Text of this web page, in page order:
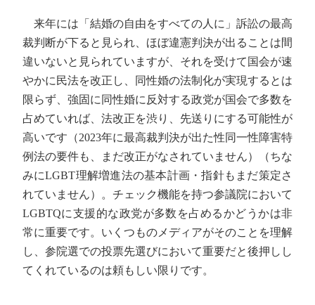
来年には「結婚の自由をすべての人に」訴訟の最高
裁判断が下ると見られ、ほぼ違憲判決が出ることは間
違いないと見られていますが、それを受けて国会が速
やかに民法を改正し、同性婚の法制化が実現するとは
限らず、強固に同性婚に反対する政党が国会で多数を
占めていれば、法改正を渋り、先送りにする可能性が
高いです（2023年に最高裁判決が出た性同一性障害特
例法の要件も、まだ改正がなされていません）（ちな
みにLGBT理解増進法の基本計画・指針もまだ策定さ
れていません）。チェック機能を持つ参議院において
LGBTQに支援的な政党が多数を占めるかどうかは非
常に重要です。いくつものメディアがそのことを理解
し、参院選での投票先選びにおいて重要だと後押しし
てくれているのは頼もしい限りです。